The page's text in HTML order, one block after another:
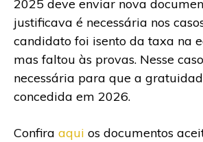
2025 deve enviar nova
justificava é necessária nos
candidato foi isento da taxa na
mas faltou às provas. Nesse
necessária para que a
concedida em 2026.
Confira aqui os documentos